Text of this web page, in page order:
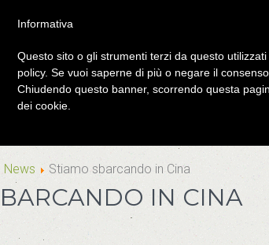
News Stiamo sbarcando in Cina
IN CINA
Informativa
Questo sito o gli strumenti terzi da questo
policy. Se vuoi saperne di più o negare il
Chiudendo questo banner, scorrendo questa
dei cookie.